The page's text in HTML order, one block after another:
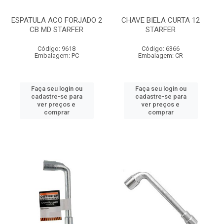
ESPATULA ACO FORJADO 2
CB MD STARFER
Código: 9618
Embalagem: PC
Faça seu login ou
cadastre-se para
ver preços e
comprar
CHAVE BIELA CURTA 12
STARFER
Código: 6366
Embalagem: CR
Faça seu login ou
cadastre-se para
ver preços e
comprar